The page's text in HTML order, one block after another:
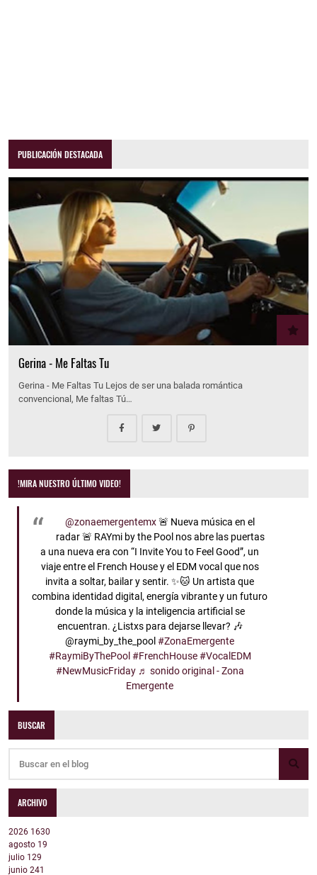
PUBLICACIÓN DESTACADA
Gerina - Me Faltas Tu
Gerina - Me Faltas Tu Lejos de ser una balada romántica
convencional, Me faltas Tú…
!MIRA NUESTRO ÚLTIMO VIDEO!
@zonaemergentemx🚨 Nueva música en el
radar 🚨 RAYmi by the Pool nos abre las puertas
a una nueva era con “I Invite You to Feel Good”, un
viaje entre el French House y el EDM vocal que nos
invita a soltar, bailar y sentir. ✨🐱 Un artista que
combina identidad digital, energía vibrante y un futuro
donde la música y la inteligencia artificial se
encuentran. ¿Listxs para dejarse llevar? 🎶
@raymi_by_the_pool#ZonaEmergente
#RaymiByThePool #FrenchHouse #VocalEDM
#NewMusicFriday ♬ sonido original - Zona
Emergente
BUSCAR
ARCHIVO
2026 1630
agosto 19
julio 129
junio 241